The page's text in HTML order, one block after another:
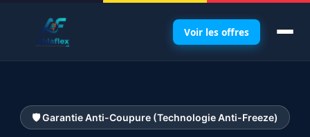
content
Voir les offres
🛡️ Garantie Anti-Coupure (Technologie Anti-Freeze)